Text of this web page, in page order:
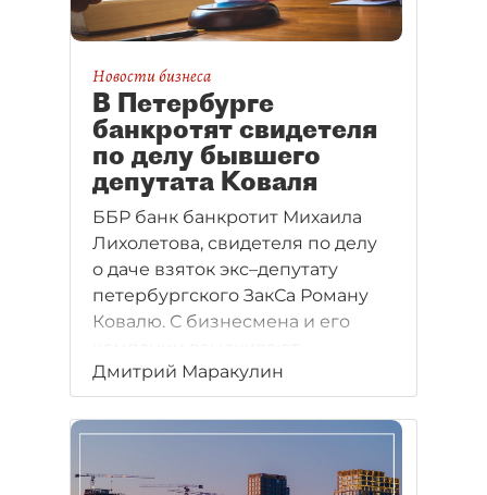
Новости бизнеса
В Петербурге
банкротят свидетеля
по делу бывшего
депутата Коваля
ББР банк банкротит Михаила
Лихолетова, свидетеля по делу
о даче взяток экс–депутату
петербургского ЗакСа Роману
Ковалю. С бизнесмена и его
свыше 500 млн рублей.
Дмитрий Маракулин